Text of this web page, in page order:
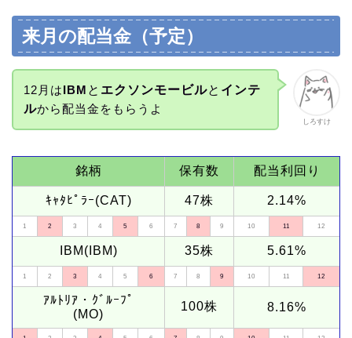
来月の配当金（予定）
しろすけ
12月はIBM と エクソンモービルと インテ
ルから配当金をもらうよ
銘柄 保有数 配当利回り
ｷｬﾀﾋﾟﾗｰ(CAT) 47株 2.14%
1 2 3 4 5 6 7 8 9 10 11 12
IBM(IBM) 35株 5.61%
1 2 3 4 5 6 7 8 9 10 11 12
ｱﾙﾄﾘｱ・ｸﾞﾙｰﾌﾟ
(MO)
100株 8.16%